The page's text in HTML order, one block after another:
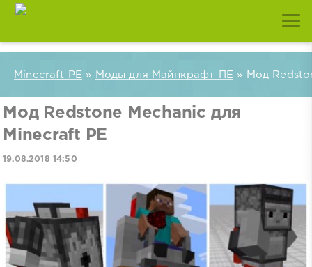
Minecraft PE » Моды для Майнкрафт ПЕ » Мод
Мод Redstone Mechanic для
Minecraft PE
19.08.2018 14:50